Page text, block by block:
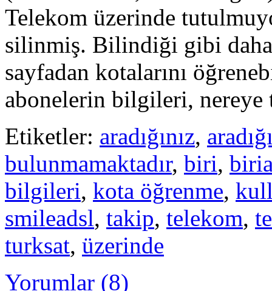
Telekom üzerinde
silinmiş. Bilindiği gibi daha
sayfadan kotalarını
abonelerin bilgileri, nereye
Etiketler: aradığınız,
bulunmamaktadır, biri,
bilgileri, kota öğrenme,
smileadsl, takip, telekom,
turksat, üzerinde
Yorumlar (8)